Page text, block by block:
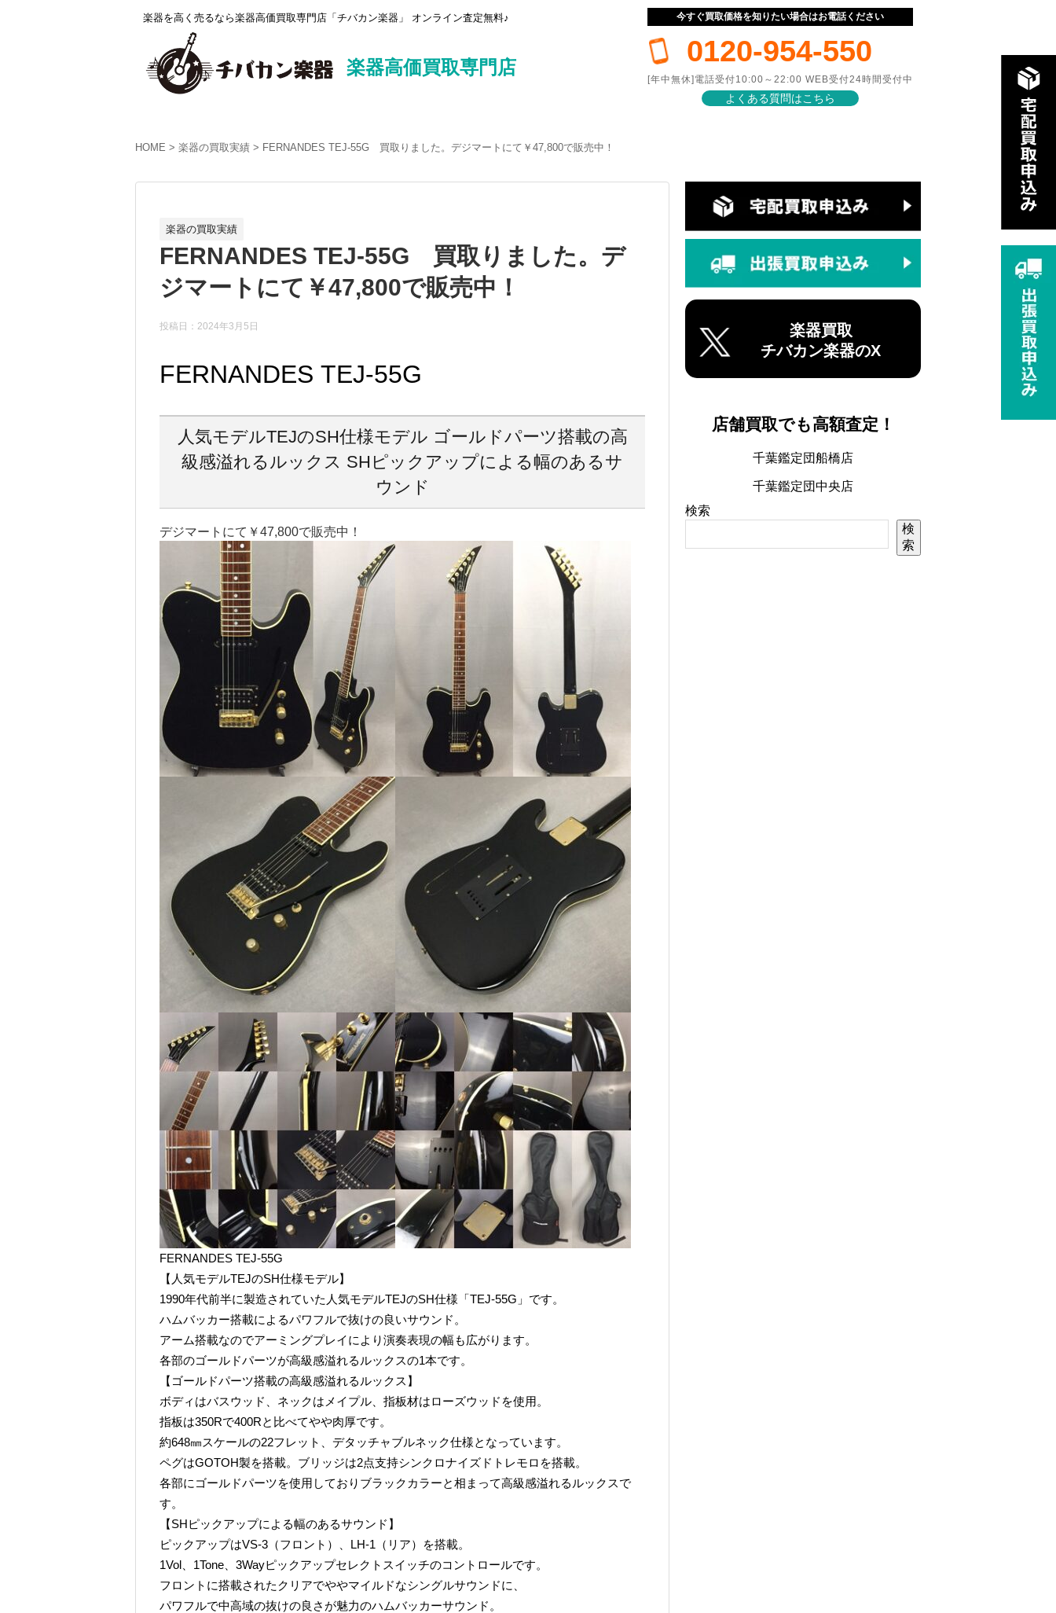
楽器を高く売るなら楽器高価買取専門店「チバカン楽器」 オンライン査定無料♪
楽器高価買取専門店
今すぐ買取価格を知りたい場合はお電話ください
0120-954-550
[年中無休]電話受付10:00～22:00 WEB受付24時間受付中
よくある質問はこちら
HOME 楽器の買取実績 FERNANDES TEJ-55G 買取りました。デジマートにて￥47,800で販売中！
楽器の買取実績
FERNANDES TEJ-55G 買取りました。デ
ジマートにて￥47,800で販売中！
投稿日：2024年3月5日
FERNANDES TEJ-55G
人気モデルTEJのSH仕様モデル ゴールドパーツ搭載の高
級感溢れるルックス SHピックアップによる幅のあるサ
ウンド
デジマートにて￥47,800で販売中！
FERNANDES TEJ-55G
【人気モデルTEJのSH仕様モデル】
1990年代前半に製造されていた人気モデルTEJのSH仕様「TEJ-55G」です。
ハムバッカー搭載によるパワフルで抜けの良いサウンド。
アーム搭載なのでアーミングプレイにより演奏表現の幅も広がります。
各部のゴールドパーツが高級感溢れるルックスの1本です。
【ゴールドパーツ搭載の高級感溢れるルックス】
ボディはバスウッド、ネックはメイプル、指板材はローズウッドを使用。
指板は350Rで400Rと比べてやや肉厚です。
約648㎜スケールの22フレット、デタッチャブルネック仕様となっています。
ペグはGOTOH製を搭載。ブリッジは2点支持シンクロナイズドトレモロを搭載。
各部にゴールドパーツを使用しておりブラックカラーと相まって高級感溢れるルックスで
す。
【SHピックアップによる幅のあるサウンド】
ピックアップはVS-3（フロント）、LH-1（リア）を搭載。
1Vol、1Tone、3Wayピックアップセレクトスイッチのコントロールです。
フロントに搭載されたクリアでややマイルドなシングルサウンドに、
パワフルで中高域の抜けの良さが魅力のハムバッカーサウンド。
楽器買取
チバカン楽器のX
店舗買取でも高額査定！
千葉鑑定団船橋店
千葉鑑定団中央店
検索
検
索